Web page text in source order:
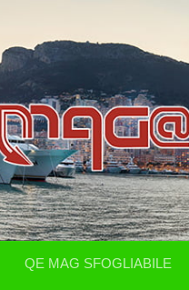
QE MAG SFOGLIABILE